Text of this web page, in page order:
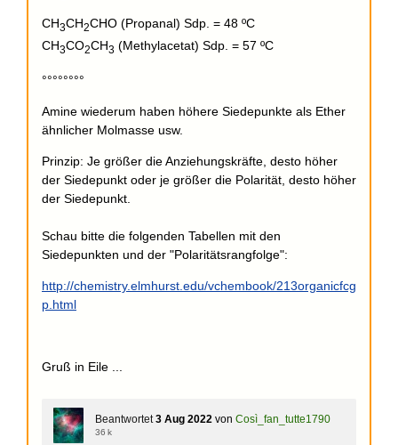
CH3CH2CHO (Propanal) Sdp. = 48 ºC
CH3CO2CH3 (Methylacetat) Sdp. = 57 ºC
°°°°°°°°
Amine wiederum haben höhere Siedepunkte als Ether
ähnlicher Molmasse usw.
Prinzip: Je größer die Anziehungskräfte, desto höher
der Siedepunkt oder je größer die Polarität, desto höher
der Siedepunkt.
Schau bitte die folgenden Tabellen mit den
Siedepunkten und der "Polaritätsrangfolge":
http://chemistry.elmhurst.edu/vchembook/213organicfcg
p.html
Gruß in Eile ...
Beantwortet 3 Aug 2022 von Così_fan_tutte1790
36 k